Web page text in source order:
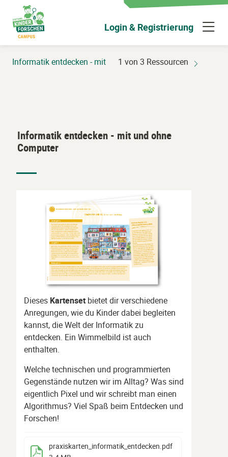
Hauptinhalt
wechseln
Login & Registrierung
Informatik entdecken - mit und ohne Computer
1 von 3 Ressourcen
Informatik entdecken - mit und ohne
Computer
Dieses Kartenset bietet dir verschiedene
Anregungen, wie du Kinder dabei begleiten
kannst, die Welt der Informatik zu
entdecken. Ein Wimmelbild ist auch
enthalten.
Welche technischen und programmierten
Gegenstände nutzen wir im Alltag? Was sind
eigentlich Pixel und wir schreibt man einen
Algorithmus? Viel Spaß beim Entdecken und
Forschen!
praxiskarten_informatik_entdecken .pdf